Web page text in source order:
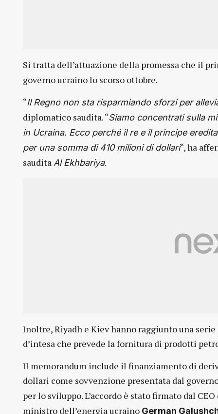
Si tratta dell’attuazione della promessa che il
governo ucraino lo scorso ottobre.
“Il Regno non sta risparmiando sforzi per
diplomatico saudita. “Siamo concentrati sulla
in Ucraina. Ecco perché il re e il principe
per una somma di 410 milioni di dollari“, ha
saudita Al Ekhbariya.
Inoltre, Riyadh e Kiev hanno raggiunto una
d’intesa che prevede la fornitura di prodotti
Il memorandum include il finanziamento di
dollari come sovvenzione presentata dal
per lo sviluppo. L’accordo è stato firmato dal CEO
ministro dell’energia ucraino German